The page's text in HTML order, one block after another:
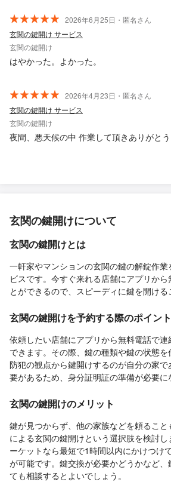
2026年6月25日・匿名さん
玄関の鍵開け サービス
玄関の鍵開け
はやかった。よかった。
2026年4月23日・匿名さん
玄関の鍵開け サービス
玄関の鍵開け
夜間、悪天候の中 作業して頂きありがとう
玄関の鍵開けについて
玄関の鍵開けとは
一軒家やマンションの玄関の鍵の解錠作
ビスです。今すぐ来れる店舗にアプリか
とができるので、スピーディに鍵を開ける
玄関の鍵開けを予約する際のポイント
依頼したい店舗にアプリから無料電話で
できます。その際、鍵の種類や鍵の状態を
防犯の観点から鍵開けするのが自分の家
要があるため、身分証明証の準備が必要に
玄関の鍵開けのメリット
鍵が見つからず、他の家族などを頼るこ
による玄関の鍵開けという選択肢を検討
ーケットなら最短で1時間以内にかけつけ
が可能です。鍵交換が必要かどうかなど
ても相談するとよいでしょう。